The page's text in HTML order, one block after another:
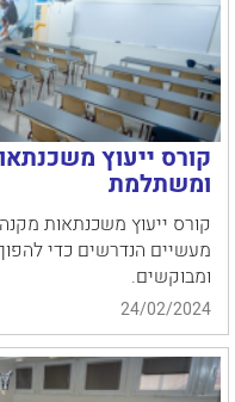
קורס ייעוץ
ומשתלמת
קורס ייעוץ משכנתאות
מעשיים הנדרשים כדי
ומבוקשים.
24/02/2024